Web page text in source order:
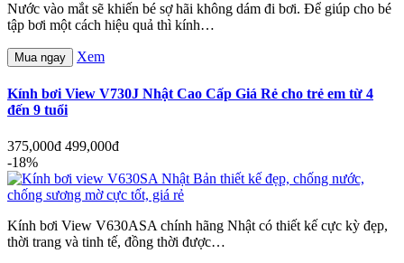
Nước vào mắt sẽ khiến bé sợ hãi không dám đi bơi. Để giúp cho bé
tập bơi một cách hiệu quả thì kính…
Mua ngay Xem
Kính bơi View V730J Nhật Cao Cấp Giá Rẻ cho trẻ em từ 4
đến 9 tuổi
375,000đ 499,000đ
-18%
Kính bơi View V630ASA chính hãng Nhật có thiết kế cực kỳ đẹp,
thời trang và tinh tế, đồng thời được…